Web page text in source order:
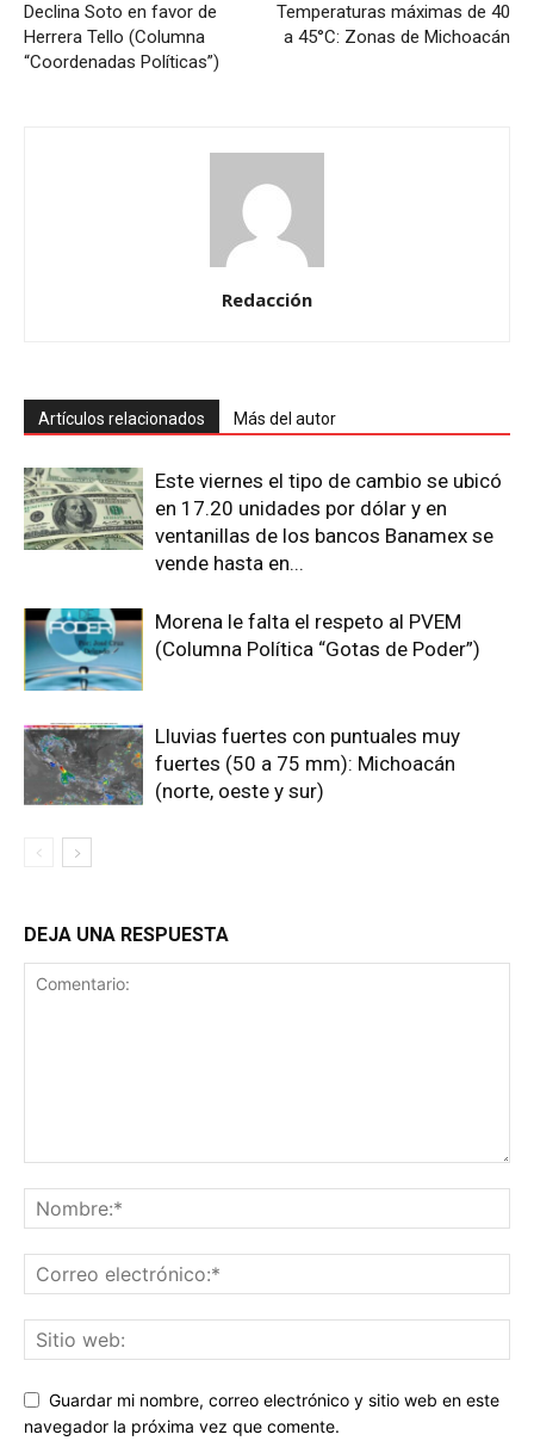
Declina Soto en favor de
Herrera Tello (Columna
“Coordenadas Políticas”)
Temperaturas máximas de 40
a 45°C: Zonas de Michoacán
Redacción
Artículos relacionados Más del autor
Este viernes el tipo de cambio se ubicó
en 17.20 unidades por dólar y en
ventanillas de los bancos Banamex se
vende hasta en...
Morena le falta el respeto al PVEM
(Columna Política “Gotas de Poder”)
Lluvias fuertes con puntuales muy
fuertes (50 a 75 mm): Michoacán
(norte, oeste y sur)
DEJA UNA RESPUESTA
Guardar mi nombre, correo electrónico y sitio web en este
navegador la próxima vez que comente.